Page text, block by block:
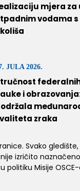
Svako gledište,
izričito
politiku Misije OSCE-
mjera
vodama
JULA 2026.
i
zraka